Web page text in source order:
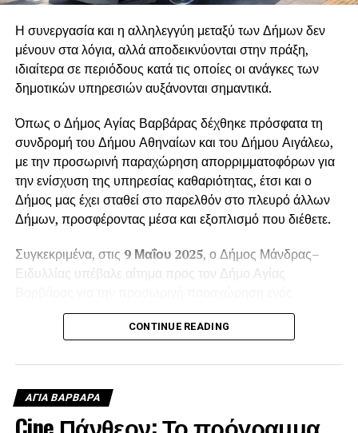
Η συνεργασία και η αλληλεγγύη μεταξύ των Δήμων δεν
μένουν στα λόγια, αλλά αποδεικνύονται στην πράξη,
ιδιαίτερα σε περιόδους κατά τις οποίες οι ανάγκες των
δημοτικών υπηρεσιών αυξάνονται σημαντικά.
Όπως ο Δήμος Αγίας Βαρβάρας δέχθηκε πρόσφατα τη
συνδρομή του Δήμου Αθηναίων και του Δήμου Αιγάλεω,
με την προσωρινή παραχώρηση απορριμματοφόρων για
την ενίσχυση της υπηρεσίας καθαριότητας, έτσι και ο
Δήμος μας έχει σταθεί στο παρελθόν στο πλευρό άλλων
Δήμων, προσφέροντας μέσα και εξοπλισμό που διέθετε.
Συγκεκριμένα, στις 9 Μαΐου 2025, ο Δήμος Μάνδρας–
Ειδυλλίας υπέβαλε αίτημα προς τον Δήμο Αγίας
απορριμματοφόρου οχήματος. Το αίτημα
πρωτοκολλήθηκε στις12 Μαΐου 2025, με αριθμό
αυξημένων αναγκών τηςΔημοτικής Ενότητας Βιλίων
κατά τη θερινή περίοδο.
Ο Δήμαρχος Αγίας ΒαρβάραςΛάμπρος Μίχος
CONTINUE READING
ΑΓΙΑ ΒΑΡΒΑΡΑ